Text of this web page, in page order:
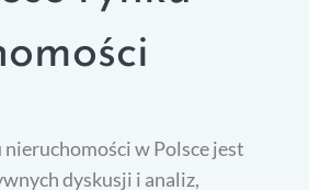
nieruchomości w Polsce jest
dyskusji i analiz,